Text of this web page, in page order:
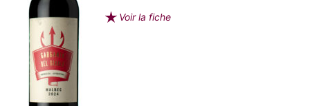
Voir la fiche